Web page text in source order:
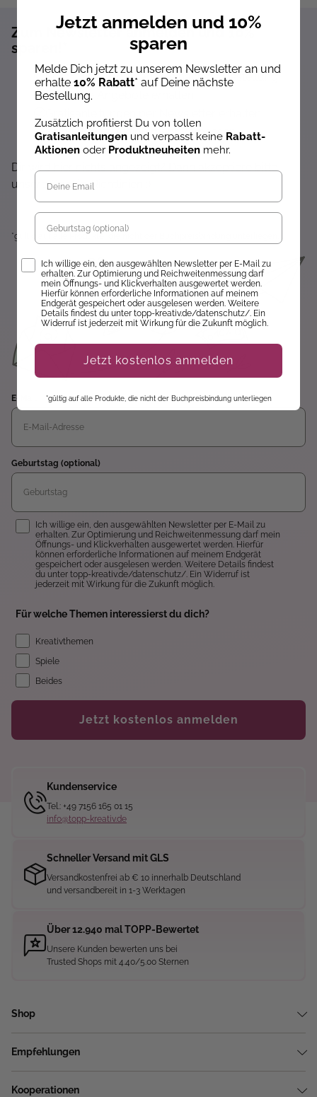
Zum Newsletter anmelden und 10%
sparen!*
Sofort 10% Rabatt auf die nächste Bestellung
Exklusive Angebote erhalten
Keine Rabatt-Aktion mehr verpassen
Über Neuheiten informiert werden
Dir wird hier nichts angezeigt? Dann akzeptiere bitte
unsere Cookie-Richtlinien :)
*gültig auf alle Produkte, die nicht der Buchpreisbindung unterliegen.
E-Mail
Geburtstag (optional)
Einwilligung
Ich willige ein, den ausgewählten Newsletter per E-Mail zu
erhalten. Zur Optimierung und Reichweitenmessung darf mein
Öffnungs- und Klickverhalten ausgewertet werden. Hierfür
können erforderliche Informationen auf meinem Endgerät
gespeichert oder ausgelesen werden. Weitere Details findest
du unter topp-kreativ.de/datenschutz/. Ein Widerruf ist
jederzeit mit Wirkung für die Zukunft möglich.
Für welche Themen interessierst du dich?
Kreativthemen
Spiele
Beides
Jetzt kostenlos anmelden
Kundenservice
Tel.: +49 7156 165 01 15
info@topp-kreativ.de
Schneller Versand mit GLS
Versandkostenfrei ab € 10 innerhalb Deutschland
und versandbereit in 1-3 Werktagen
Über 12.940 mal TOPP-Bewertet
Unsere Kunden bewerten uns bei
Trusted Shops mit 4.40/5.00 Sternen
Shop
Empfehlungen
Kooperationen
Jetzt anmelden und 10%
sparen
Melde Dich jetzt zu unserem Newsletter an und
erhalte 10% Rabatt* auf Deine nächste
Bestellung.
Zusätzlich profitierst Du von tollen
Gratisanleitungen und verpasst keine Rabatt-
Aktionen oder Produktneuheiten mehr.
Geburtstag
Opt-InIch willige ein, den ausgewählten Newsletter per E-Mail zu
erhalten. Zur Optimierung und Reichweitenmessung darf
mein Öffnungs- und Klickverhalten ausgewertet werden.
Hierfür können erforderliche Informationen auf meinem
Endgerät gespeichert oder ausgelesen werden. Weitere
Details findest du unter topp-kreativ.de/datenschutz/. Ein
Widerruf ist jederzeit mit Wirkung für die Zukunft möglich.
Jetzt kostenlos anmelden
*gültig auf alle Produkte, die nicht der Buchpreisbindung unterliegen